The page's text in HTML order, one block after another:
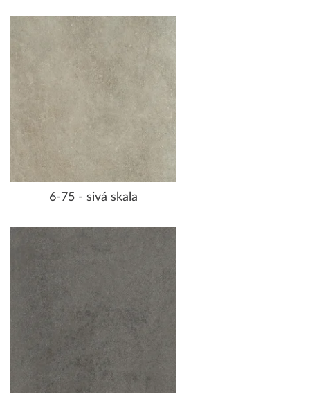
6-75 - sivá skala